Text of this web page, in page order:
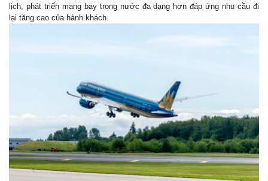
lịch, phát triển mạng bay trong nước đa dạng hơn đáp ứng nhu cầu đi
lại tăng cao của hành khách.